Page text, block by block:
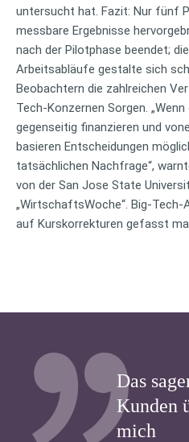
untersucht hat. Fazit: Nur fünf
messbare Ergebnisse
nach der Pilotphase beendet;
Arbeitsabläufe gestalte sich
Beobachtern die zahlreichen
Tech-Konzernen Sorgen.
gegenseitig finanzieren und
basieren Entscheidungen
tatsächlichen Nachfrage“,
von der San Jose State
„WirtschaftsWoche“. Big-
auf Kurskorrekturen gefasst
Das
Kunden
mich